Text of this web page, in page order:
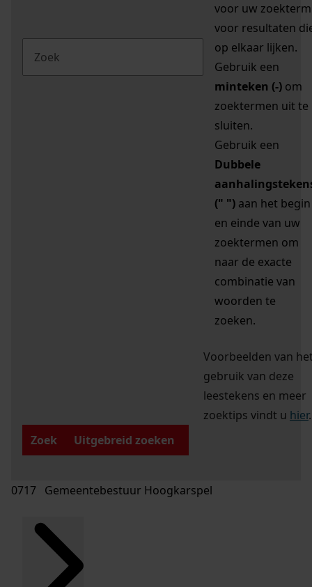
voor uw zoekterm
voor resultaten
op elkaar lijken.
Gebruik een
minteken (-) om
zoektermen uit te
sluiten.
Gebruik een
Dubbele
(" ") aan het begin
en einde van uw
zoektermen om
naar de exacte
combinatie van
woorden te
zoeken.
Voorbeelden van
gebruik van deze
leestekens en meer
zoektips vindt u hier.
Zoek
Uitgebreid zoeken
0717 Gemeentebestuur Hoogkarspel